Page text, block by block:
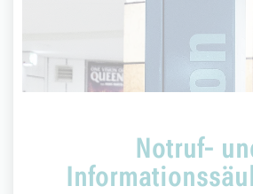
Notruf-
Kamera zu. Roter Knopf für
Informationen. Die Video-